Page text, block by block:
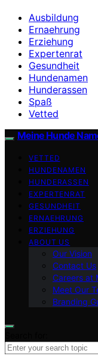
Ausbildung
Ernaehrung
Erziehung
Expertenrat
Gesundheit
Hundenamen
Hunderassen
Spaß
Vetted
Meine Hunde
VETTED
HUNDENAMEN
HUNDERASSEN
EXPERTENRAT
GESUNDHEIT
ERNAEHRUNG
ERZIEHUNG
ABOUT US
Our Vision
Contact Us
Careers at
Meet Our
Branding